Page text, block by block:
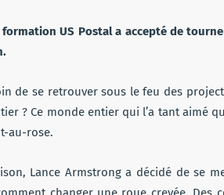
formation US Postal a accepté de
de se retrouver sous le feu des
? Ce monde entier qui l’a tant aimé
au-rose.
Lance Armstrong a décidé de se